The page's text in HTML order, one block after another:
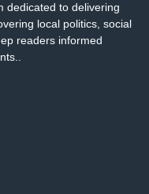
dedicated to delivering
local politics, social
readers informed